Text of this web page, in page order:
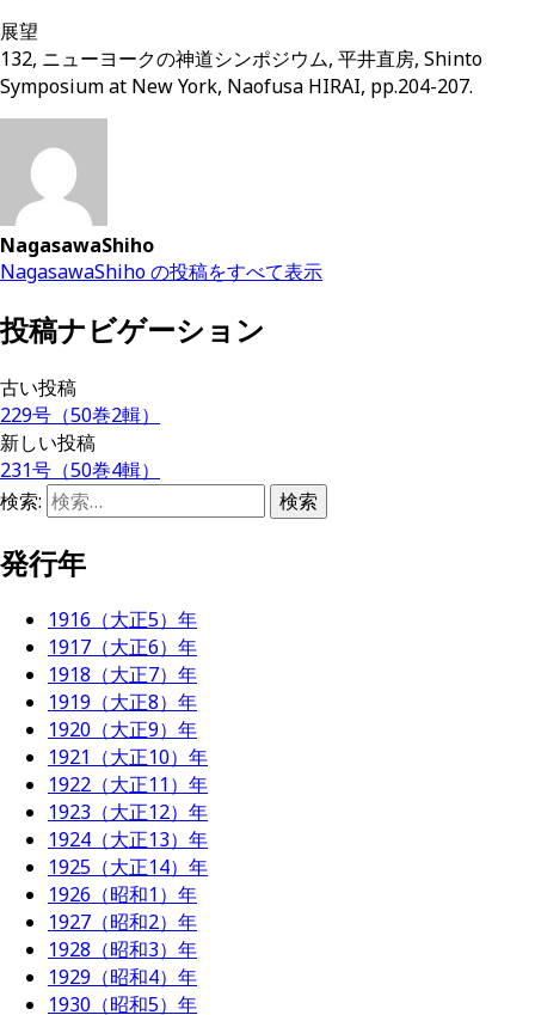
展望
132, ニューヨークの神道シンポジウム, 平井直房, Shinto
Symposium at New York, Naofusa HIRAI, pp.204-207.
NagasawaShiho
NagasawaShiho の投稿をすべて表示
投稿ナビゲーション
古い投稿
229号（50巻2輯）
新しい投稿
231号（50巻4輯）
検索:
発行年
1916（大正5）年
1917（大正6）年
1918（大正7）年
1919（大正8）年
1920（大正9）年
1921（大正10）年
1922（大正11）年
1923（大正12）年
1924（大正13）年
1925（大正14）年
1926（昭和1）年
1927（昭和2）年
1928（昭和3）年
1929（昭和4）年
1930（昭和5）年